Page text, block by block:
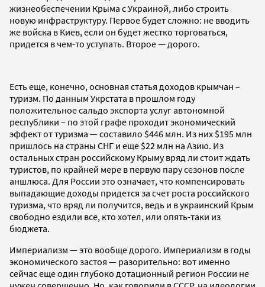
жизнеобеспечении Крыма с Украиной, либо строить
новую инфраструктуру. Первое будет сложно: не вводить
же войска в Киев, если он будет жестко торговаться,
придется в чем-то уступать. Второе — дорого.
Есть еще, конечно, основная статья доходов крымчан –
туризм. По данным Укрстата в прошлом году
положительное сальдо экспорта услуг автономной
республики – по этой графе проходит экономический
эффект от туризма — составило $446 млн. Из них $195 млн
пришлось на страны СНГ и еще $22 млн на Азию. Из
остальных стран российскому Крыму вряд ли стоит ждать
туристов, по крайней мере в первую пару сезонов после
аншлюса. Для России это означает, что компенсировать
выпадающие доходы придется за счет роста российского
туризма, что вряд ли получится, ведь и в украинский Крым
свободно ездили все, кто хотел, или опять-таки из
бюджета.
Империализм — это вообще дорого. Империализм в годы
экономического застоя — разорительно: вот именно
сейчас еще один глубоко дотационный регион России не